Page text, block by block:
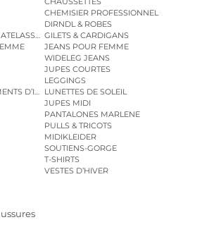
CHEMISIER PROFESSIONNEL
DIRNDL & ROBES
GILETS & CARDIGANS
JEANS POUR FEMME
WIDELEG JEANS
JUPES COURTES
LEGGINGS
D’INTÉRIEUR
LUNETTES DE SOLEIL
JUPES MIDI
PANTALONES MARLENE
PULLS & TRICOTS
MIDIKLEIDER
SOUTIENS-GORGE
T-SHIRTS
VESTES D’HIVER